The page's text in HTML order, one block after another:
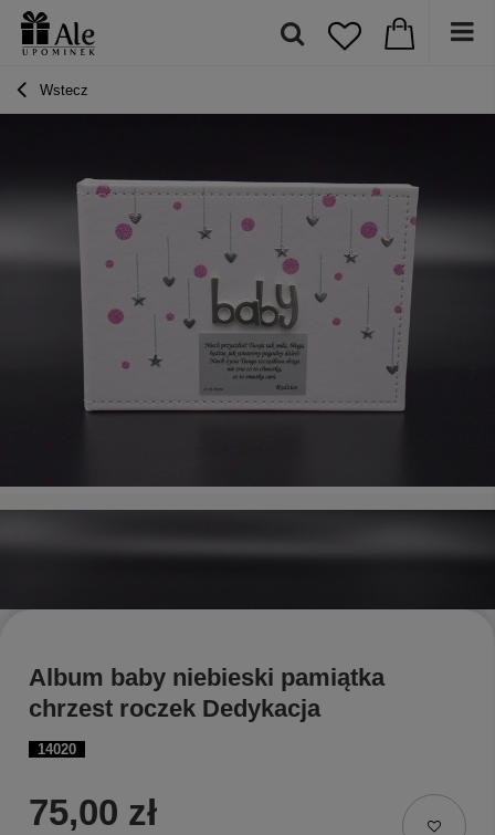
Wstecz
14020
Album baby niebieski pamiątka
chrzest roczek Dedykacja
75,00 zł